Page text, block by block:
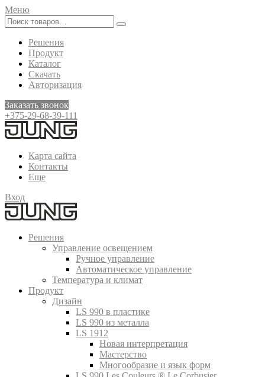
Меню
Решения
Продукт
Каталог
Скачать
Авторизация
Заказать звонок
+375-29-68-39-111
Карта сайта
Контакты
Еще
Вход
Решения
Управление освещением
Ручное управление
Автоматическое управление
Температура и климат
Продукт
Дизайн
LS 990 в пластике
LS 990 из металла
LS 1912
Новая интерпретация
Мастерство
Многообразие и язык форм